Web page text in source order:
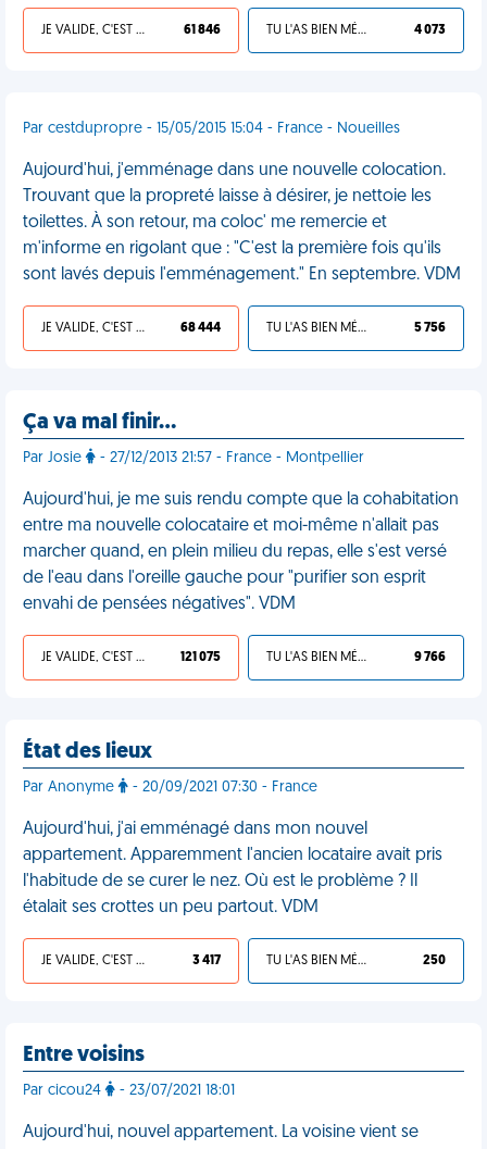
JE VALIDE, C'EST UNE VDM 61 846 TU L'AS BIEN MÉRITÉ 4 073
Par cestdupropre - 15/05/2015 15:04 - France - Noueilles
Aujourd'hui, j'emménage dans une nouvelle colocation.
Trouvant que la propreté laisse à désirer, je nettoie les
toilettes. À son retour, ma coloc' me remercie et
m'informe en rigolant que : "C'est la première fois qu'ils
sont lavés depuis l'emménagement." En septembre. VDM
JE VALIDE, C'EST UNE VDM 68 444 TU L'AS BIEN MÉRITÉ 5 756
Ça va mal finir…
Par Josie - 27/12/2013 21:57 - France - Montpellier
Aujourd'hui, je me suis rendu compte que la cohabitation
entre ma nouvelle colocataire et moi-même n'allait pas
marcher quand, en plein milieu du repas, elle s'est versé
de l'eau dans l'oreille gauche pour "purifier son esprit
envahi de pensées négatives". VDM
JE VALIDE, C'EST UNE VDM 121 075 TU L'AS BIEN MÉRITÉ 9 766
État des lieux
Par Anonyme - 20/09/2021 07:30 - France
Aujourd'hui, j'ai emménagé dans mon nouvel
appartement. Apparemment l'ancien locataire avait pris
l'habitude de se curer le nez. Où est le problème ? Il
étalait ses crottes un peu partout. VDM
JE VALIDE, C'EST UNE VDM 3 417 TU L'AS BIEN MÉRITÉ 250
Entre voisins
Par cicou24 - 23/07/2021 18:01
Aujourd'hui, nouvel appartement. La voisine vient se